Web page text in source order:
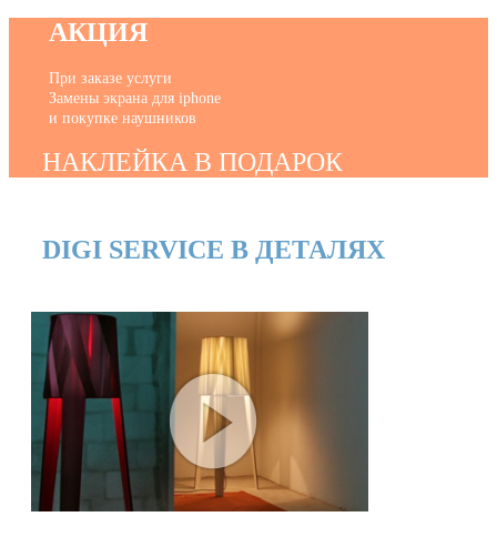
АКЦИЯ
При заказе услуги
Замены экрана для iphone
и покупке наушников
НАКЛЕЙКА В ПОДАРОК
DIGI SERVICE В ДЕТАЛЯХ